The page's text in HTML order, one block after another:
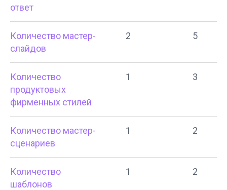
ответ
Количество мастер-
слайдов
2 5
Количество
продуктовых
фирменных стилей
1 3
Количество мастер-
сценариев
1 2
Количество
шаблонов
1 2